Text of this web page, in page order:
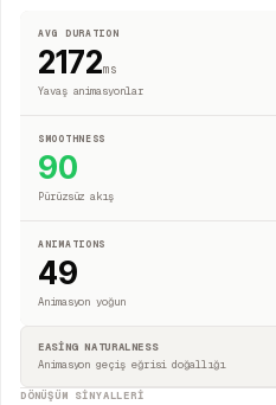
AVG DURATION
2172ms
Yavaş animasyonlar
SMOOTHNESS
90
Pürüzsüz akış
ANIMATIONS
49
Animasyon yoğun
EASING NATURALNESS
Animasyon geçiş eğrisi doğallığı
DÖNÜŞÜM SINYALLERI